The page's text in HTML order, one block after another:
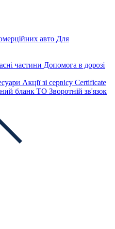
авто Для
частини Допомога в дорозі
Акції зі сервісу Certificate
бланк ТО Зворотній зв'язок